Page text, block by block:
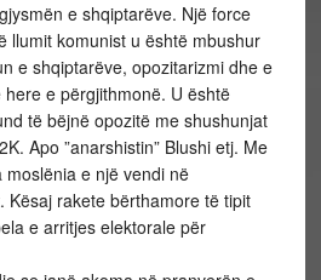
e shqiptarëve. Një force
llumit komunist u është mbushur
e shqiptarëve, opozitarizmi dhe e
e përgjithmonë. U është
të bëjnë opozitë me shushunjat
Apo ”anarshistin” Blushi etj. Me
e një vendi në
Kësaj rakete bërthamore të tipit
e arritjes elektorale për